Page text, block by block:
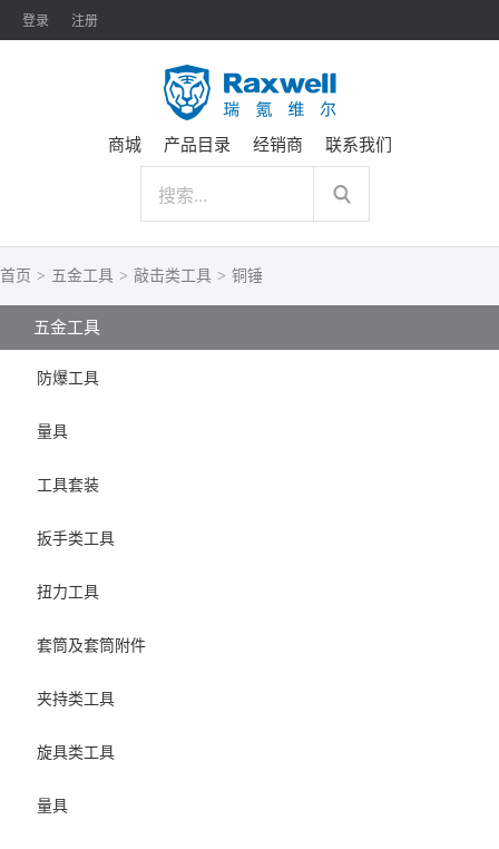
登录 注册
商城 产品目录 经销商 联系我们
首页 > 五金工具 > 敲击类工具 > 铜锤
五金工具
防爆工具
量具
工具套装
扳手类工具
扭力工具
套筒及套筒附件
夹持类工具
旋具类工具
量具